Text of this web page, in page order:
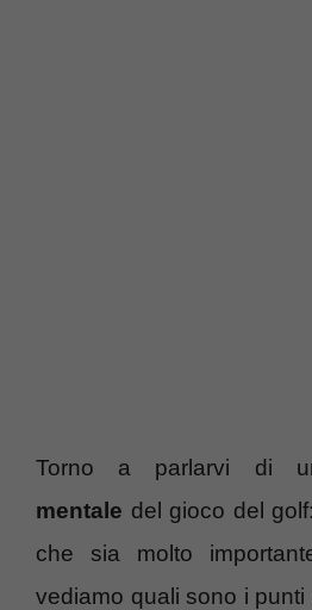
Torno a parlarvi di
mentale del gioco del
che sia molto
vediamo quali sono i